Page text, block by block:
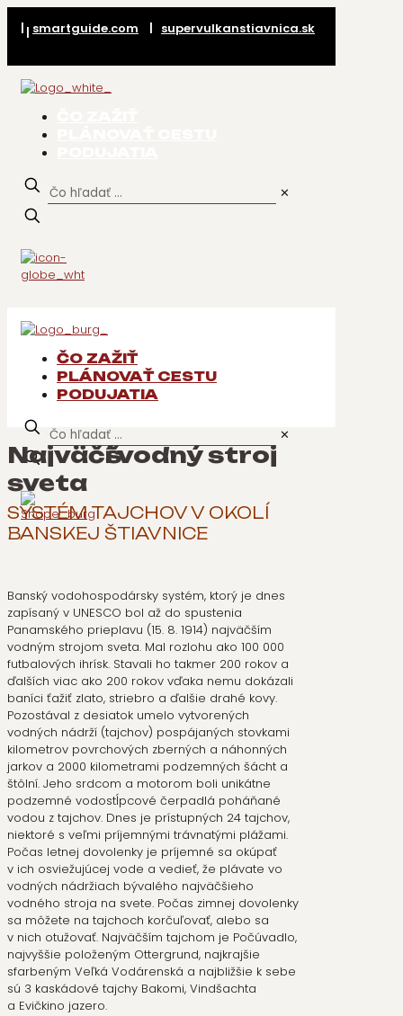
| smartguide.com | supervulkanstiavnica.sk
|
✕
ČO ZAŽIŤ
PLÁNOVAŤ CESTU
PODUJATIA
✕
Najväčší vodný stroj
sveta
SYSTÉM TAJCHOV V OKOLÍ
BANSKEJ ŠTIAVNICE
Banský vodohospodársky systém, ktorý je dnes
zapísaný v UNESCO bol až do spustenia
Panamského prieplavu (15. 8. 1914) najväčším
vodným strojom sveta. Mal rozlohu ako 100 000
futbalových ihrísk. Stavali ho takmer 200 rokov a
ďalších viac ako 200 rokov vďaka nemu dokázali
baníci ťažiť zlato, striebro a ďalšie drahé kovy.
Pozostával z desiatok umelo vytvorených
vodných nádrží (tajchov) pospájaných stovkami
kilometrov povrchových zberných a náhonných
jarkov a 2000 kilometrami podzemných šácht a
štôlní. Jeho srdcom a motorom boli unikátne
podzemné vodostĺpcové čerpadlá poháňané
vodou z tajchov. Dnes je prístupných 24 tajchov,
niektoré s veľmi príjemnými trávnatými plážami.
Počas letnej dovolenky je príjemné sa okúpať
v ich osviežujúcej vode a vedieť, že plávate vo
vodných nádržiach bývalého najväčšieho
vodného stroja na svete. Počas zimnej dovolenky
sa môžete na tajchoch korčuľovať, alebo sa
v nich otužovať. Najväčším tajchom je Počúvadlo,
najvyššie položeným Ottergrund, najkrajšie
sfarbeným Veľká Vodárenská a najbližšie k sebe
sú 3 kaskádové tajchy Bakomi, Vindšachta
a Evičkino jazero.